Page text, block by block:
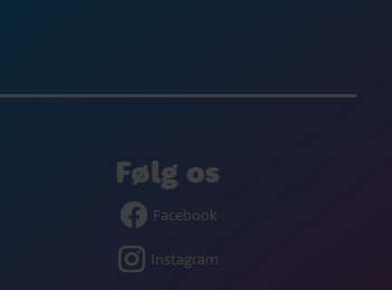
Følg os
Facebook
Instagram